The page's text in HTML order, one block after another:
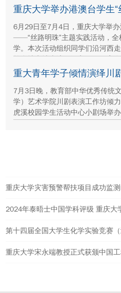
动，双方相关职能负责人、教师
6月29日至7月4日，重庆大学举
——“丝路明珠”主题实践活动，
学。本次活动组织同学们沿河西
煌多地实地走访，深入了解国家
保护、西北地质生态治理等方面
7月3日晚，教育部中华优秀传统
学）艺术学院川剧表演工作坊倾
虎溪校园学生活动中心小剧场举
重庆大学灾害预警帮扶项目成功监
2024年泰晤士中国学科评级 重庆大
第十四届全国大学生化学实验竞赛
重庆大学宋永端教授正式获颁中国